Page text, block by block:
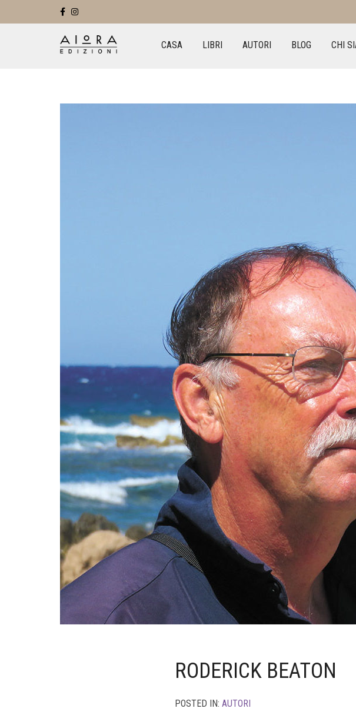
CASA LIBRI AUTORI BLOG CHI
RODERICK BEATON
POSTED IN: AUTORI